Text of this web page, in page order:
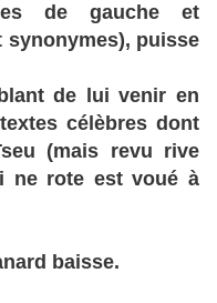
de gauche et
puisse
de lui venir en
célèbres dont
(mais revu rive
ne rote est voué à
baisse.